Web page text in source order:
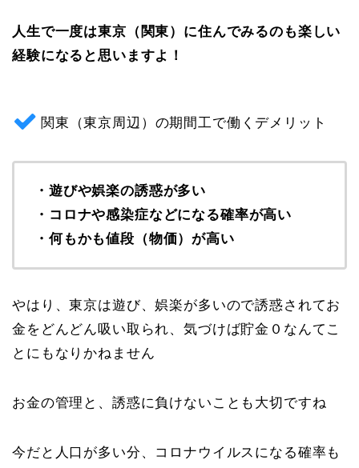
人生で一度は東京（関東）に住んでみるのも楽しい
経験になると思いますよ！
関東（東京周辺）の期間工で働くデメリット
・遊びや娯楽の誘惑が多い
・コロナや感染症などになる確率が高い
・何もかも値段（物価）が高い
やはり、東京は遊び、娯楽が多いので誘惑されてお
金をどんどん吸い取られ、気づけば貯金０なんてこ
とにもなりかねません
お金の管理と、誘惑に負けないことも大切ですね
今だと人口が多い分、コロナウイルスになる確率も